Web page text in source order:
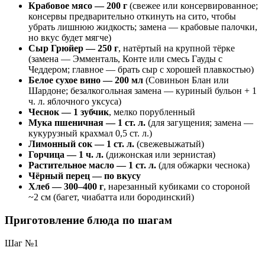
Крабовое мясо — 200 г (свежее или консервированное;
консервы предварительно откинуть на сито, чтобы
убрать лишнюю жидкость; замена — крабовые палочки,
но вкус будет мягче)
Сыр Грюйер — 250 г, натёртый на крупной тёрке
(замена — Эмменталь, Конте или смесь Гауды с
Чеддером; главное — брать сыр с хорошей плавкостью)
Белое сухое вино — 200 мл (Совиньон Блан или
Шардоне; безалкогольная замена — куриный бульон + 1
ч. л. яблочного уксуса)
Чеснок — 1 зубчик, мелко порубленный
Мука пшеничная — 1 ст. л. (для загущения; замена —
кукурузный крахмал 0,5 ст. л.)
Лимонный сок — 1 ст. л. (свежевыжатый)
Горчица — 1 ч. л. (дижонская или зернистая)
Растительное масло — 1 ст. л. (для обжарки чеснока)
Чёрный перец — по вкусу
Хлеб — 300–400 г, нарезанный кубиками со стороной
~2 см (багет, чиабатта или бородинский)
Приготовление блюда по шагам
Шаг №1